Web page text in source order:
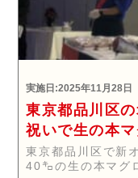
実施日:2025年11月28日
東京都品川区
祝いで生の本
グロの解体シ
ました
東京都品川区で新
40㌔の生の本マグ